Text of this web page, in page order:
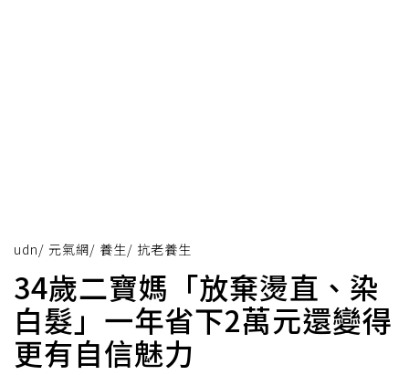
udn/ 元氣網/ 養生/ 抗老養生
34歲二寶媽「放棄燙直、染
白髮」一年省下2萬元還變得
更有自信魅力